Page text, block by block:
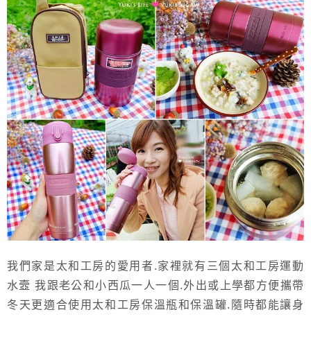
我們家是太和工房的愛用者.家裡就有三個太和工房運動
水壼 我跟老公和小西瓜一人一個.外出或上學都方便攜帶
冬天更適合使用太和工房保溫瓶和保溫罐.隨時都能讓身